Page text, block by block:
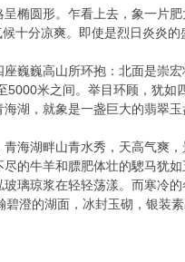
椭圆形。乍看上去，象一片
十分凉爽。即使是烈日炎炎的
巍巍高山所环抱：北面是崇
米之间。举目环顾，犹如
湖，就象是一盏巨大的翡翠
海湖畔山青水秀，天高气爽
的牛羊和膘肥体壮的驄马犹
璃琼浆在轻轻荡漾。而寒冷
澄的湖面，冰封玉砌，银装